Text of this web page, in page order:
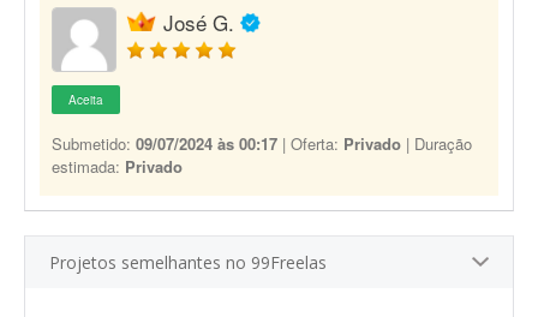
José G.
Aceita
Submetido: 09/07/2024 às 00:17 | Oferta: Privado | Duração
estimada: Privado
Projetos semelhantes no 99Freelas